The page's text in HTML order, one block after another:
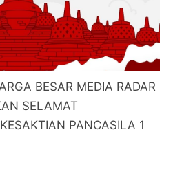
BESAR MEDIA RADAR
SELAMAT
PANCASILA 1